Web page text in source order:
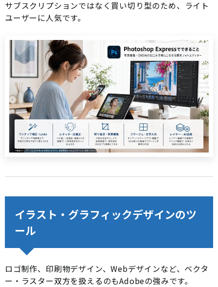
サブスクリプションではなく買い切り型のため、ライト
ユーザーに人気です。
イラスト・グラフィックデザインのツ
ール
ロゴ制作、印刷物デザイン、Webデザインなど、ベクタ
ー・ラスター双方を扱えるのもAdobeの強みです。